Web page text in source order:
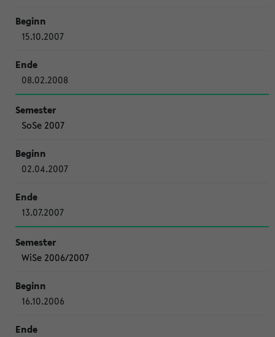
15.10.2007
08.02.2008
SoSe 2007
02.04.2007
13.07.2007
WiSe 2006/2007
16.10.2006